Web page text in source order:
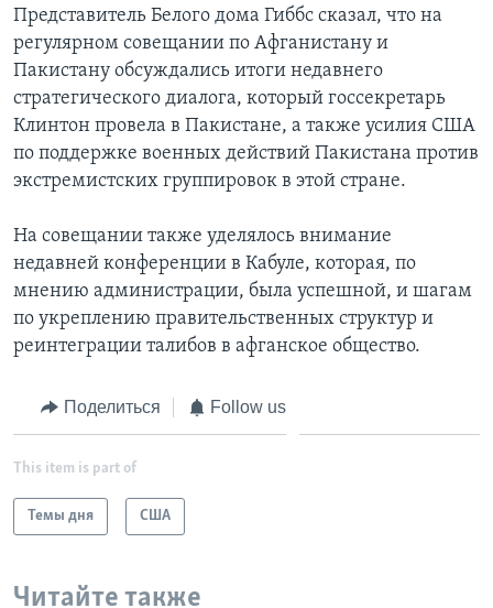
Представитель Белого дома Гиббс сказал, что на
регулярном совещании по Афганистану и
Пакистану обсуждались итоги недавнего
стратегического диалога, который госсекретарь
Клинтон провела в Пакистане, а также усилия США
по поддержке военных действий Пакистана против
экстремистских группировок в этой стране.
На совещании также уделялось внимание
недавней конференции в Кабуле, которая, по
мнению администрации, была успешной, и шагам
по укреплению правительственных структур и
реинтеграции талибов в афганское общество.
Поделиться Follow us
This item is part of
Темы дня США
Читайте также